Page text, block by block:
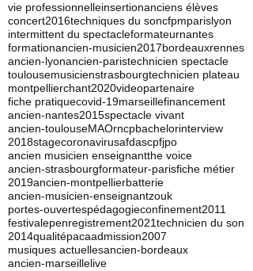
vie professionnelleinsertionanciens élèves
concert2016techniques du soncfpmparislyon
intermittent du spectacleformateurnantes
formationancien-musicien2017bordeauxrennes
ancien-lyonancien-paristechnicien spectacle
toulousemusicienstrasbourgtechnicien plateau
montpellierchant2020videopartenaire
fiche pratiquecovid-19marseillefinancement
ancien-nantes2015spectacle vivant
ancien-toulouseMAOrncpbachelorinterview
2018stagecoronavirusafdascpfjpo
ancien musicien enseignantthe voice
ancien-strasbourgformateur-parisfiche métier
2019ancien-montpellierbatterie
ancien-musicien-enseignantzouk
portes-ouvertespédagogieconfinement2011
festivalepenregistrement2021technicien du son
2014qualitépacaadmission2007
musiques actuellesancien-bordeaux
ancien-marseillelive